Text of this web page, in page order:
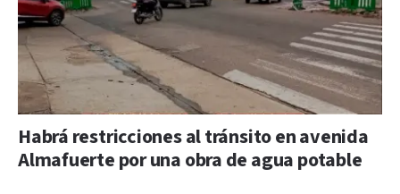
Habrá restricciones al tránsito en avenida
Almafuerte por una obra de agua potable